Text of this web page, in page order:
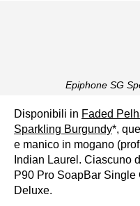
Epiphone SG
Disponibili in Faded
Sparkling Burgundy*,
e manico in mogano
Indian Laurel. Ciascuno
P90 Pro SoapBar
Deluxe.